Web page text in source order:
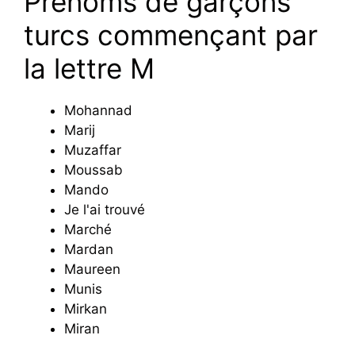
turcs commençant par
la lettre M
Mohannad
Marij
Muzaffar
Moussab
Mando
Je l'ai trouvé
Marché
Mardan
Maureen
Munis
Mirkan
Miran